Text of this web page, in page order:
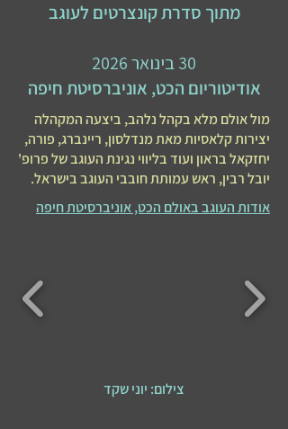
מתוך סדרת קונצרטים לעוגב
30 בינואר 2026
אודיטוריום הכט, אוניברסיטת חיפה
מול אולם מלא בקהל נלהב, ביצעה המקהלה
יצירות קלאסיות מאת מנדלסון, ריינברג, פורה,
יחזקאל בראון ועוד בליווי נגינת העוגב של פרופ'
יובל רבין, ראש עמותת חובבי העוגב בישראל.
אודות העוגב באולם הכט, אוניברסיטת חיפה
צילום: יוני שקד